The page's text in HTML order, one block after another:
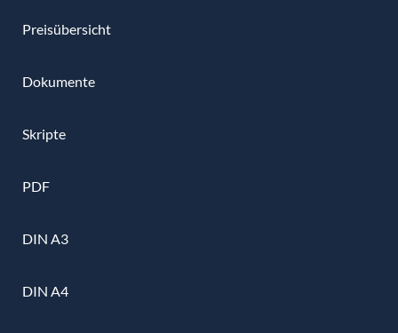
Preisübersicht
Dokumente
Skripte
PDF
DIN A3
DIN A4